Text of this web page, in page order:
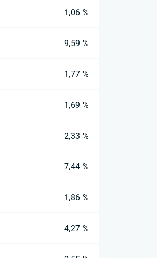
1,06 %
9,59 %
1,77 %
1,69 %
2,33 %
7,44 %
1,86 %
4,27 %